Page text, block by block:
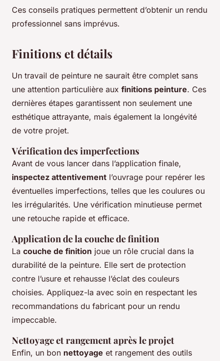
Ces conseils pratiques permettent d’obtenir un rendu
professionnel sans imprévus.
Finitions et détails
Un travail de peinture ne saurait être complet sans
une attention particulière aux finitions peinture. Ces
dernières étapes garantissent non seulement une
esthétique attrayante, mais également la longévité
de votre projet.
Vérification des imperfections
Avant de vous lancer dans l’application finale,
inspectez attentivement l’ouvrage pour repérer les
éventuelles imperfections, telles que les coulures ou
les irrégularités. Une vérification minutieuse permet
une retouche rapide et efficace.
Application de la couche de finition
La couche de finition joue un rôle crucial dans la
durabilité de la peinture. Elle sert de protection
contre l’usure et rehausse l’éclat des couleurs
choisies. Appliquez-la avec soin en respectant les
recommandations du fabricant pour un rendu
impeccable.
Nettoyage et rangement après le projet
Enfin, un bon nettoyage et rangement des outils